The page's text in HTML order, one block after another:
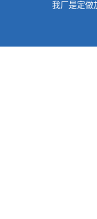
我厂是定做